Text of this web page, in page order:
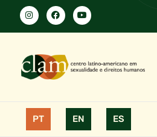
PT EN ES